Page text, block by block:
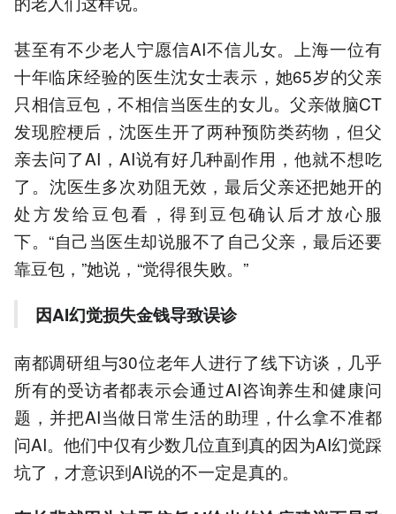
甚至有不少老人宁愿信AI不信儿女。上海一位有
十年临床经验的医生沈女士表示，她65岁的父亲
只相信豆包，不相信当医生的女儿。父亲做脑CT
发现腔梗后，沈医生开了两种预防类药物，但父
亲去问了AI，AI说有好几种副作用，他就不想吃
了。沈医生多次劝阻无效，最后父亲还把她开的
处方发给豆包看，得到豆包确认后才放心服
下。“自己当医生却说服不了自己父亲，最后还要
靠豆包，”她说，“觉得很失败。”
因AI幻觉损失金钱导致误诊
南都调研组与30位老年人进行了线下访谈，几乎
所有的受访者都表示会通过AI咨询养生和健康问
题，并把AI当做日常生活的助理，什么拿不准都
问AI。他们中仅有少数几位直到真的因为AI幻觉踩
坑了，才意识到AI说的不一定是真的。